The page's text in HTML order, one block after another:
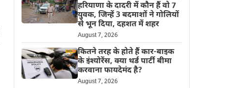
हरियाणा के दादरी में कौन हैं वो 7
युवक, जिन्हें 3 बदमाशों ने गोलियों
से भून दिया, दहशत में शहर
August 7, 2026
कितने तरह के होते हैं कार-बाइक
के इंश्योरेंस, क्या थर्ड पार्टी बीमा
करवाना फायदेमंद है?
August 7, 2026